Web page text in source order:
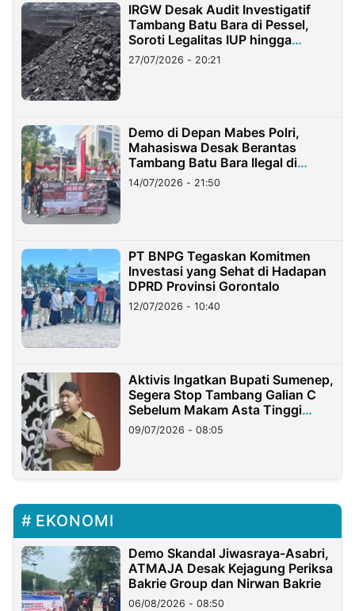
IRGW Desak Audit Investigatif
Tambang Batu Bara di Pessel,
Soroti Legalitas IUP hingga
Stockpile
27/07/2026 - 20:21
Demo di Depan Mabes Polri,
Mahasiswa Desak Berantas
Tambang Batu Bara Ilegal di
Lampung
14/07/2026 - 21:50
PT BNPG Tegaskan Komitmen
Investasi yang Sehat di Hadapan
DPRD Provinsi Gorontalo
12/07/2026 - 10:40
Aktivis Ingatkan Bupati Sumenep,
Segera Stop Tambang Galian C
Sebelum Makam Asta Tinggi
Longsor
09/07/2026 - 08:05
EKONOMI
Demo Skandal Jiwasraya-Asabri,
ATMAJA Desak Kejagung Periksa
Bakrie Group dan Nirwan Bakrie
06/08/2026 - 08:50